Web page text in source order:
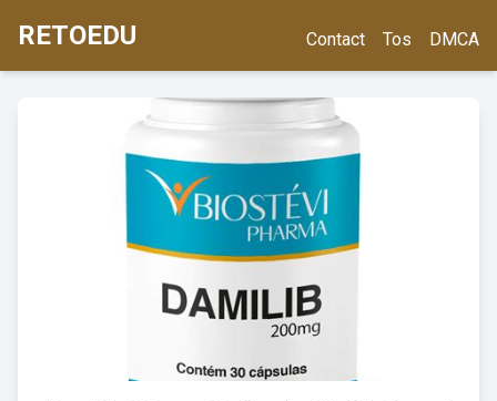
RETOEDU Contact Tos DMCA